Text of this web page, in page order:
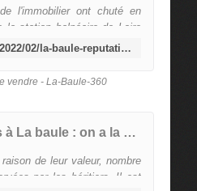
l'immobilier ont chuté en
station balnéaire de Loire
bord de m...
https://la-baule-360.reputation-3d.com/2022/02/la-baule-reputation-les-maisons-commencent-aussi-a-avoir-du-mal-a-se-vendre.html
vendre - La-Baule-360
Reputation des villas centenaires à La baule : on a la côte ou on ne l'a pas ! - La-Baule-360
de leur valeur, nombre
par les héritiers. Il est